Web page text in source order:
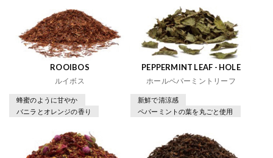
ROOIBOS
ルイボス
蜂蜜のように甘やか
バニラとオレンジの香り
PEPPERMINT LEAF - HOLE
ホールペパーミントリーフ
新鮮で清涼感
ペパーミントの葉を丸ごと使用